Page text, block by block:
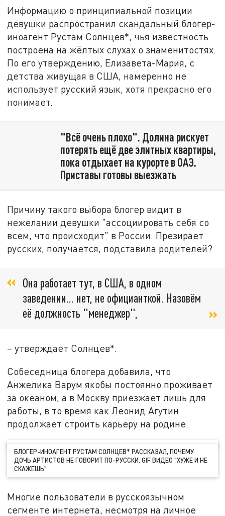
Информацию о принципиальной позиции
девушки распространил скандальный блогер-
иноагент Рустам Солнцев*, чья известность
построена на жёлтых слухах о знаменитостях.
По его утверждению, Елизавета-Мария, с
детства живущая в США, намеренно не
использует русский язык, хотя прекрасно его
понимает.
"Всё очень плохо". Долина рискует
потерять ещё две элитных квартиры,
пока отдыхает на курорте в ОАЭ.
Приставы готовы выезжать
Причину такого выбора блогер видит в
нежелании девушки "ассоциировать себя со
всем, что происходит" в России. Презирает
русских, получается, подставила родителей?
Она работает тут, в США, в одном
заведении… нет, не официанткой. Назовём
её должность "менеджер",
– утверждает Солнцев*.
Собеседница блогера добавила, что
Анжелика Варум якобы постоянно проживает
за океаном, а в Москву приезжает лишь для
работы, в то время как Леонид Агутин
продолжает строить карьеру на родине.
БЛОГЕР-ИНОАГЕНТ РУСТАМ СОЛНЦЕВ* РАССКАЗАЛ, ПОЧЕМУ
ДОЧЬ АРТИСТОВ НЕ ГОВОРИТ ПО-РУССКИ. GIF ВИДЕО "ХУЖЕ И НЕ
СКАЖЕШЬ"
Многие пользователи в русскоязычном
сегменте интернета, несмотря на личное